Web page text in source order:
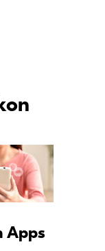
Apps